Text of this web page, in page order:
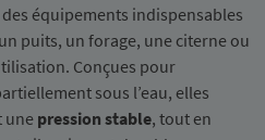
équipements indispensables
puits, un forage, une citerne ou
Conçues pour
sous l’eau, elles
unepression stable, tout en